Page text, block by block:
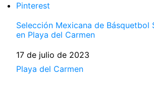
Pinterest
Selección Mexicana de Básquetbol
en Playa del Carmen
Fecha
17 de julio de 2023
Respecto a
Playa del Carmen